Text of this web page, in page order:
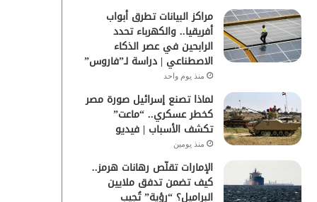
مراكز البيانات تطرق أبواب
أفريقيا.. والكهرباء تحدد
الرابحين في عصر الذكاء
الاصطناعي | دراسة لـ”فاروس”
منذ يوم واحد
لماذا تصنع إسرائيل صورة مصر
كخطر عسكري.. “ماعت”
تكشف الأسباب | فيديو
منذ يومين
الإمارات تقلّص رهانات هرمز..
كيف تضمن تدفق ملايين
البراميل؟ “رؤية” تُجيب